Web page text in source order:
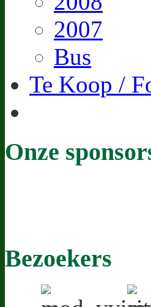
2007
Bus
Te Koop /
Onze
Bezoekers